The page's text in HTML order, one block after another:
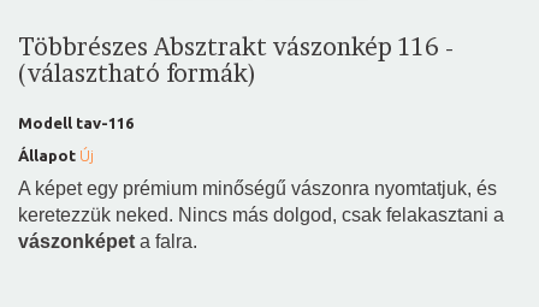
Többrészes Absztrakt vászonkép 116 -
(választható formák)
Modell tav-116
Állapot Új
A képet egy prémium minőségű vászonra nyomtatjuk, és
keretezzük neked. Nincs más dolgod, csak felakasztani a
vászonképet a falra.